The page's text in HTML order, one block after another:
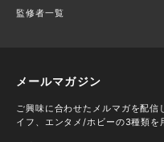
監修者一覧
メールマガジン
ご興味に合わせたメルマガを配
イフ、エンタメ/ホビーの3種類を